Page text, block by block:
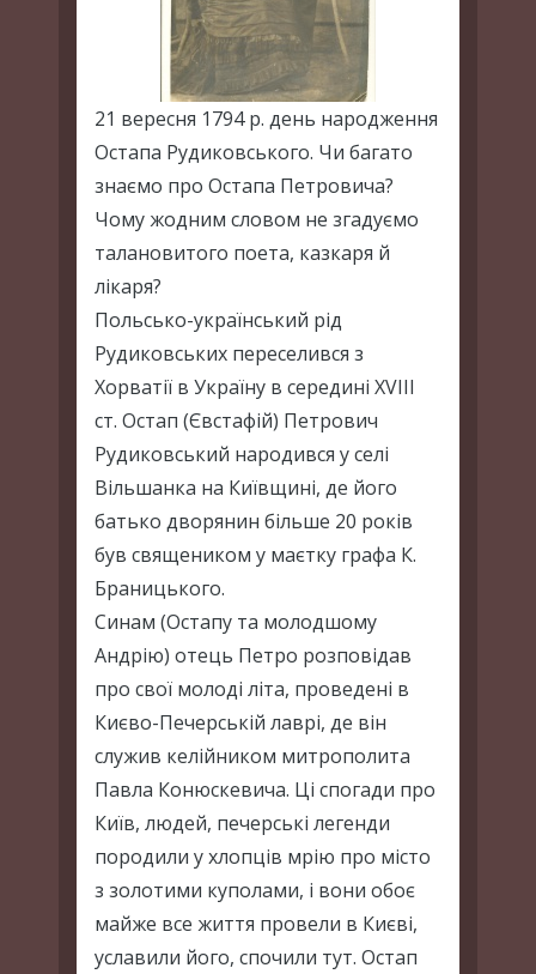
21 вересня 1794 р. день народження
Остапа Рудиковського. Чи багато
знаємо про Остапа Петровича?
Чому жодним словом не згадуємо
талановитого поета, казкаря й
лікаря?
Польсько-український рід
Рудиковських переселився з
Хорватії в Україну в середині XVIII
ст. Остап (Євстафій) Петрович
Рудиковський народився у селі
Вільшанка на Київщині, де його
батько дворянин більше 20 років
був священиком у маєтку графа К.
Браницького.
Синам (Остапу та молодшому
Андрію) отець Петро розповідав
про свої молоді літа, проведені в
Києво-Печерській лаврі, де він
служив келійником митрополита
Павла Конюскевича. Ці спогади про
Київ, людей, печерські легенди
породили у хлопців мрію про місто
з золотими куполами, і вони обоє
майже все життя провели в Києві,
уславили його, спочили тут. Остап